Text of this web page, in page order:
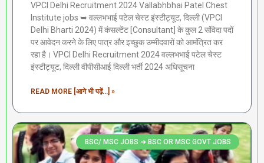
VPCI Delhi Recruitment 2024 Vallabhbhai Patel Chest
Institute jobs ➥ वल्लभभाई पटेल चेस्ट इंस्टीट्यूट, दिल्ली (VPCI
Delhi Bharti 2024) में कंसल्टेंट [Consultant] के कुल 2 संविदा पदों
पर आवेदन करने के लिए पात्र और इच्छुक उम्मीदवारों को आमंत्रित कर
रहा है। VPCI Delhi Recruitment 2024 वल्लभभाई पटेल चेस्ट
इंस्टीट्यूट, दिल्ली वीपीसीआई दिल्ली भर्ती 2024 अधिसूचना
READ MORE [आगे भी पढ़ें...] »
BSC/ MSC JOBS ➜ BSC OR MSC GOVT JOBS